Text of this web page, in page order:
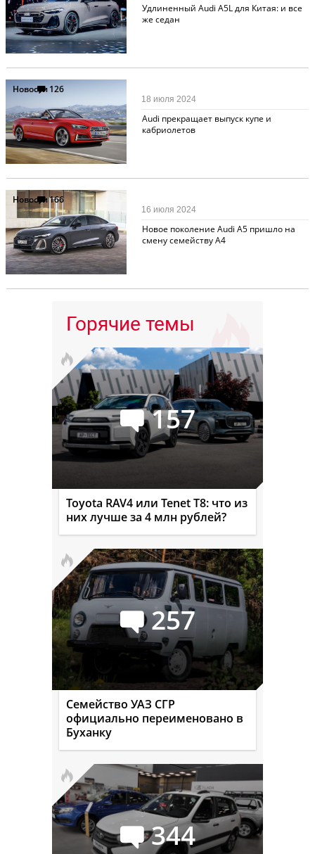
Удлиненный Audi A5L для Китая: и все
же седан
Новости126
Audi прекращает выпуск купе и
кабриолетов
18 июля 2024
Новости166
Новое поколение Audi A5 пришло на
смену семейству A4
16 июля 2024
Горячие темы
157
Toyota RAV4 или Tenet T8: что из
них лучше за 4 млн рублей?
257
Семейство УАЗ СГР
официально переименовано в
Буханку
344